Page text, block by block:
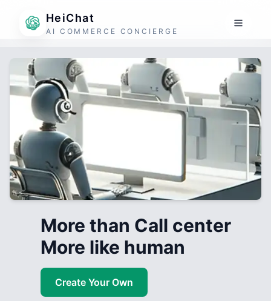
HeiChat
AI COMMERCE CONCIERGE
More than Call center
More like human
Create Your Own